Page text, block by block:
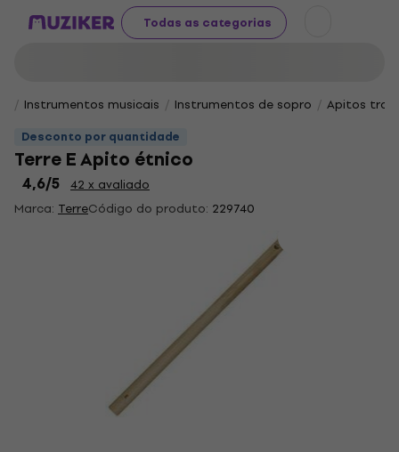
Todas as categorias
Instrumentos musicais Instrumentos de sopro
Apitos
Desconto por quantidade
Terre E Apito étnico
4,6/5 42 x avaliado
Marca: TerreCódigo do produto: 229740